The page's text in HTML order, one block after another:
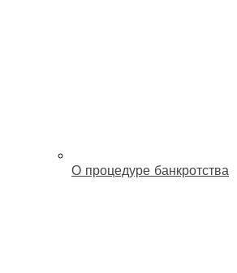
О процедуре банкротства